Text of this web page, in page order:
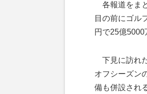
各報道をま
目の前にゴル
円で25億5000
下見に訪れ
オフシーズン
備も併設され